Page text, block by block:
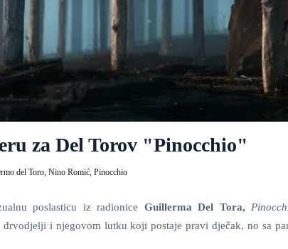
za Del Torov "Pinocchio"
del Toro, Nino Romić, Pinocchio
poslasticu iz radionice Guillerma Del Tora,
i njegovom lutku koji postaje pravi dječak, no sa